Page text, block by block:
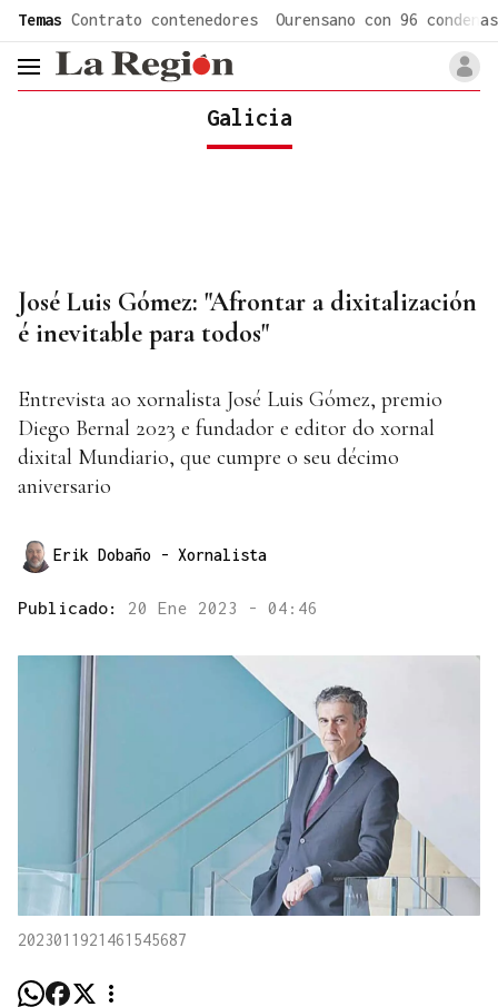
Temas Contrato contenedores Ourensano con 96 condenas
header.menu.open
Galicia
José Luis Gómez: "Afrontar a dixitalización
é inevitable para todos"
Entrevista ao xornalista José Luis Gómez, premio
Diego Bernal 2023 e fundador e editor do xornal
dixital Mundiario, que cumpre o seu décimo
aniversario
Erik Dobaño - Xornalista
Publicado: 20 Ene 2023 - 04:46
2023011921461545687